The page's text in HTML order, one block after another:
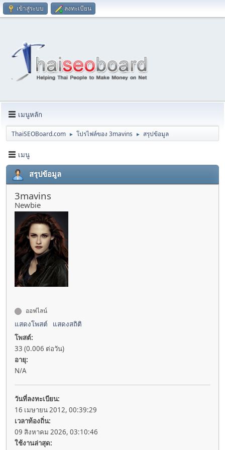
เข้าสู่ระบบ ลงทะเบียน
เมนูหลัก
ThaiSEOBoard.com ► โปรไฟล์ของ 3mavins ► สรุปข้อมูล
เมนู
สรุปข้อมูล
3mavins
Newbie
ออฟไลน์
แสดงโพสต์
แสดงสถิติ
โพสต์:
33 (0.006 ต่อวัน)
อายุ:
N/A
วันที่ลงทะเบียน:
16 เมษายน 2012, 00:39:29
เวลาท้องถิ่น:
09 สิงหาคม 2026, 03:10:46
ใช้งานล่าสุด: